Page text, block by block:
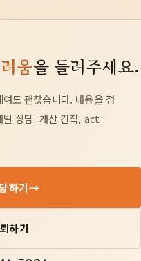
들은 뒤, 개산 견적과 우선순
움을 들려주세요.
도 괜찮습니다. 내용을 정
발 상담, 개산 견적, act-
하기→
하기